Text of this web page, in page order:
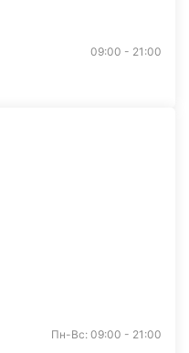
09:00 - 21:00
Пн-Вс: 09:00 - 21:00